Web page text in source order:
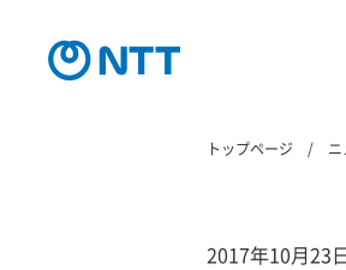
トップページ
2017年10月23